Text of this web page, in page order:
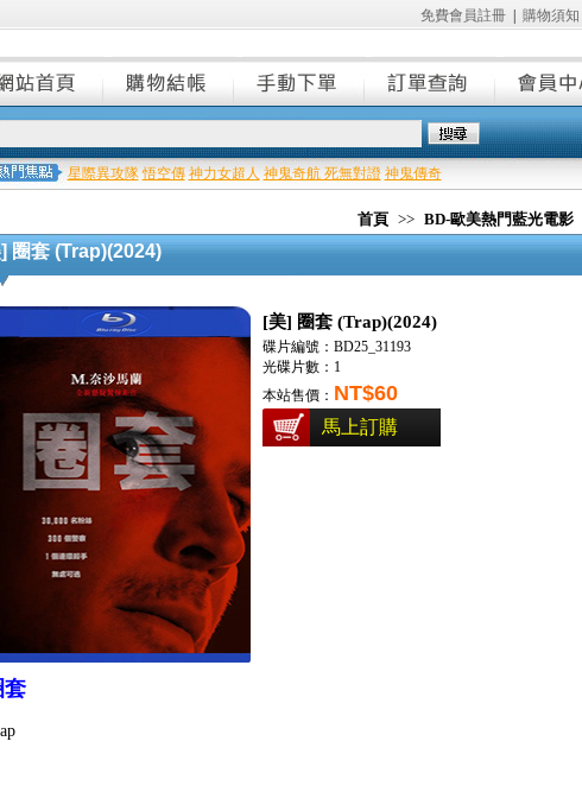
免費會員註冊| 購物須知
星際異攻隊 悟空傳 神力女超人 神鬼奇航 死無對證 神鬼傳奇
首頁 >> BD-歐美熱門藍光電影
圈套 (Trap)(2024)
[美] 圈套 (Trap)(2024)
碟片編號：BD25_31193
光碟片數：1
本站售價： NT$60
馬上訂購
套